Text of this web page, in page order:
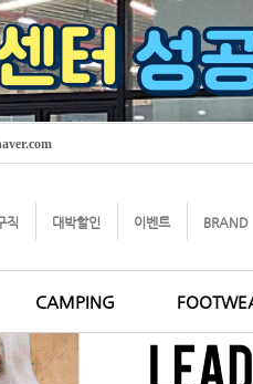
직 대박할인 이벤트 BRAND
CAMPING